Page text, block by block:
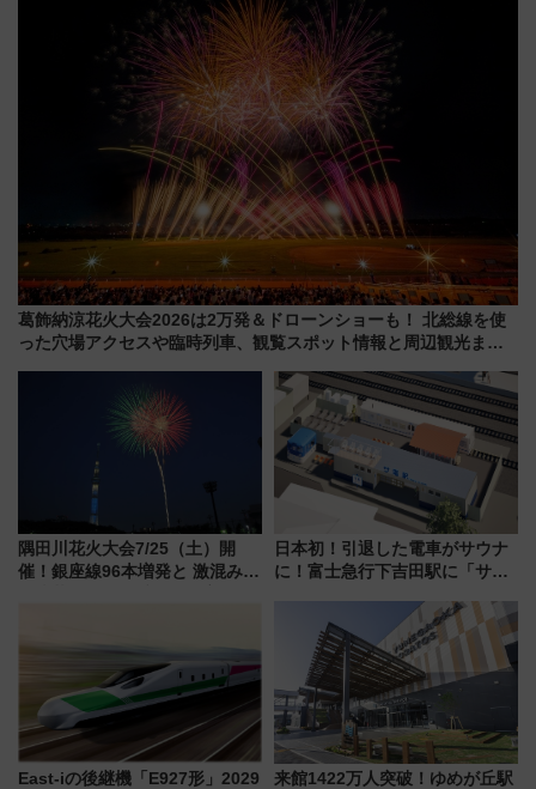
葛飾納涼花火大会2026は2万発＆ドローンショーも！ 北総線を使
った穴場アクセスや臨時列車、観覧スポット情報と周辺観光まと
隅田川花火大会7/25（土）開
催！銀座線96本増発と 激混みの
日本初！引退した電車がサウナ
に！富士急行下吉田駅に「サ電
業 行き交う電車の音や振動を
感じながら「ととのう」新感覚
East-iの後継機「E927形」2029
来館1422万人突破！ゆめが丘駅